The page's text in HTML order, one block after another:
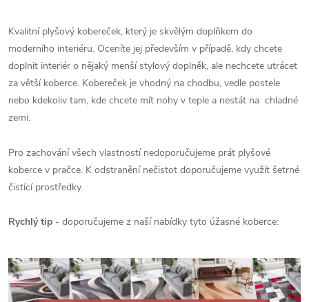
Kvalitní plyšový kobereček, který je skvělým doplňkem do
moderního interiéru. Oceníte jej především v případě, kdy chcete
doplnit interiér o nějaký menší stylový doplněk, ale nechcete utrácet
za větší koberce. Kobereček je vhodný na chodbu, vedle postele
nebo kdekoliv tam, kde chcete mít nohy v teple a nestát na chladné
zemi.
Pro zachování všech vlastností nedoporučujeme prát plyšové
koberce v pračce. K odstranění nečistot doporučujeme využít šetrné
čistící prostředky.
Rychlý tip - doporučujeme z naší nabídky tyto úžasné koberce: